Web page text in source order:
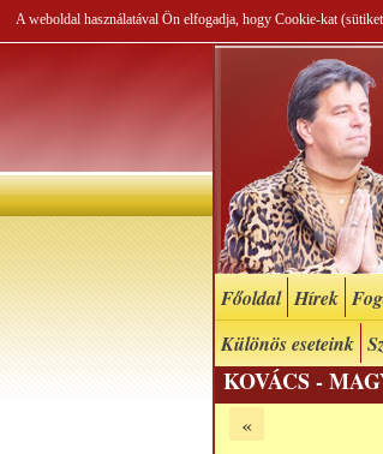
A weboldal használatával Ön elfogadja, hogy Cookie-kat
Főoldal Hírek
Különös eseteink
KOVÁCS -
«